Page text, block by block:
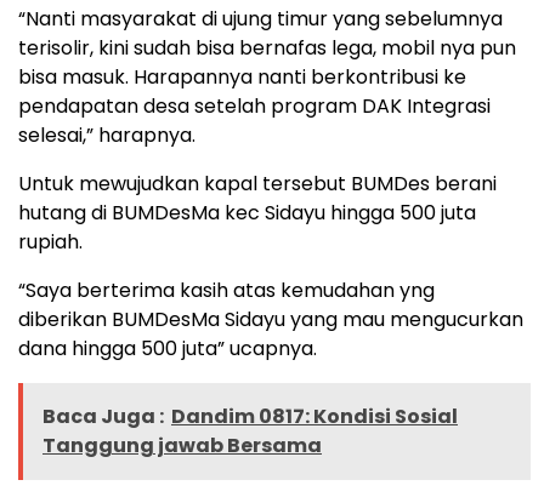
“Nanti masyarakat di ujung timur yang sebelumnya
terisolir, kini sudah bisa bernafas lega, mobil nya pun
bisa masuk. Harapannya nanti berkontribusi ke
pendapatan desa setelah program DAK Integrasi
selesai,” harapnya.
Untuk mewujudkan kapal tersebut BUMDes berani
hutang di BUMDesMa kec Sidayu hingga 500 juta
rupiah.
“Saya berterima kasih atas kemudahan yng
diberikan BUMDesMa Sidayu yang mau mengucurkan
dana hingga 500 juta” ucapnya.
Baca Juga : Dandim 0817: Kondisi Sosial
Tanggung jawab Bersama